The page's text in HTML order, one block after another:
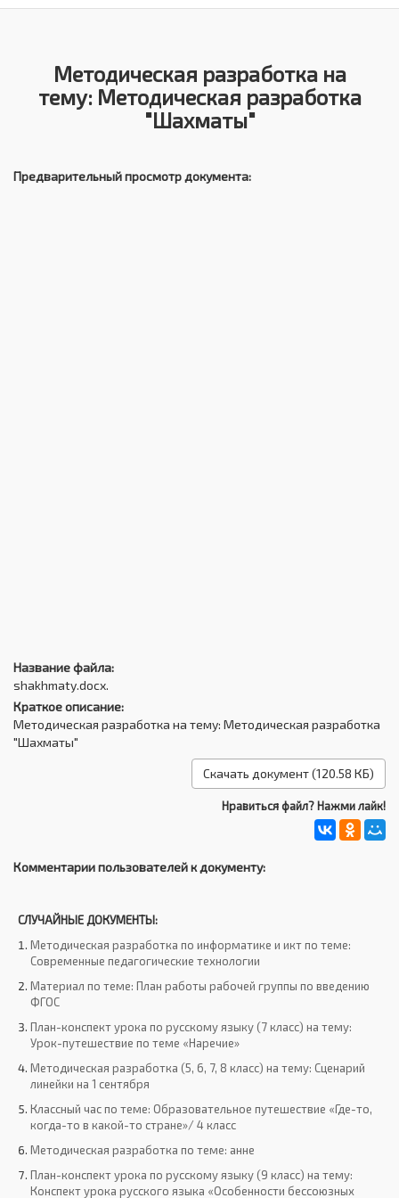
Методическая разработка на
тему: Методическая разработка
"Шахматы"
Предварительный просмотр документа:
Название файла:
shakhmaty.docx.
Краткое описание:
Методическая разработка на тему: Методическая разработка
"Шахматы"
Скачать документ (120.58 КБ)
Нравиться файл? Нажми лайк!
Комментарии пользователей к документу:
СЛУЧАЙНЫЕ ДОКУМЕНТЫ:
Методическая разработка по информатике и икт по теме:
Современные педагогические технологии
Материал по теме: План работы рабочей группы по введению
ФГОС
План-конспект урока по русскому языку (7 класс) на тему:
Урок-путешествие по теме «Наречие»
Методическая разработка (5, 6, 7, 8 класс) на тему: Сценарий
линейки на 1 сентября
Классный час по теме: Образовательное путешествие «Где-то,
когда-то в какой-то стране»/ 4 класс
Методическая разработка по теме: анне
План-конспект урока по русскому языку (9 класс) на тему:
Конспект урока русского языка «Особенности бессоюзных